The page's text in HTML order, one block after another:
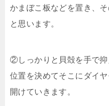
かまぼこ板などを置き、
と思います。
②しっかりと貝殻を手で
位置を決めてそこにダイ
開けていきます。